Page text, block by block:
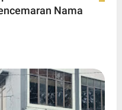
Nama